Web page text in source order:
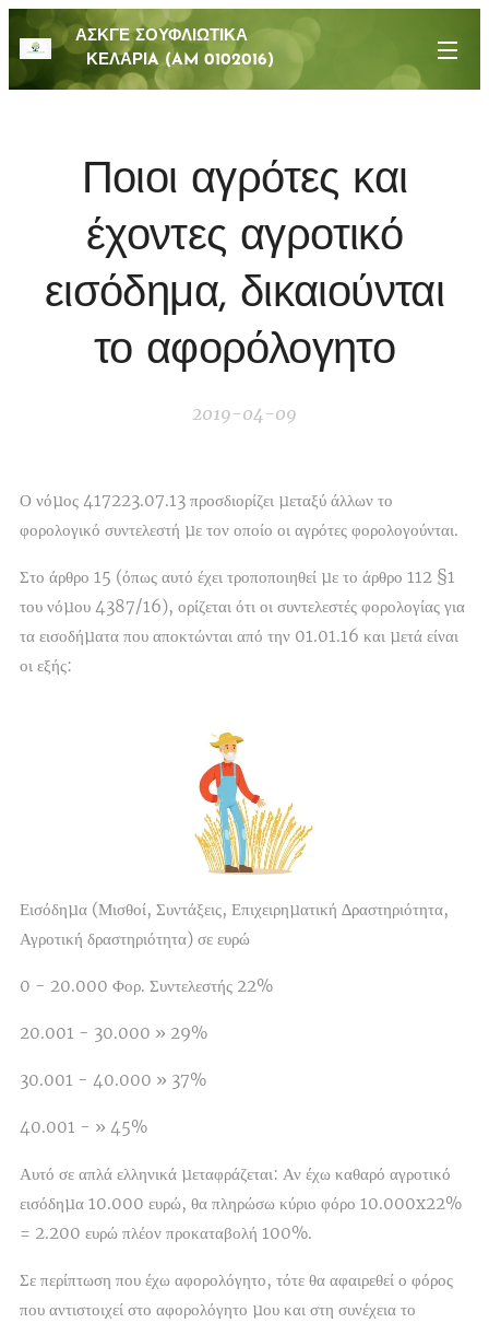
ΑΣΚΓΕ ΣΟΥΦΛΙΩΤΙΚΑ
ΚΕΛΑΡΙA (AM 0102016)
Ποιοι αγρότες και
έχοντες αγροτικό
εισόδημα, δικαιούνται
το αφορόλογητο
2019-04-09
Ο νόµος 417223.07.13 προσδιορίζει µεταξύ άλλων το
φορολογικό συντελεστή µε τον οποίο οι αγρότες φορολογούνται.
Στο άρθρο 15 (όπως αυτό έχει τροποποιηθεί µε το άρθρο 112 §1
του νόµου 4387/16), ορίζεται ότι οι συντελεστές φορολογίας για
τα εισοδήµατα που αποκτώνται από την 01.01.16 και µετά είναι
οι εξής:
Εισόδηµα (Μισθοί, Συντάξεις, Επιχειρηµατική ∆ραστηριότητα,
Αγροτική δραστηριότητα) σε ευρώ
0 - 20.000 Φορ. Συντελεστής 22%
20.001 - 30.000 » 29%
30.001 - 40.000 » 37%
40.001 - » 45%
Αυτό σε απλά ελληνικά µεταφράζεται: Αν έχω καθαρό αγροτικό
εισόδηµα 10.000 ευρώ, θα πληρώσω κύριο φόρο 10.000x22%
= 2.200 ευρώ πλέον προκαταβολή 100%.
Σε περίπτωση που έχω αφορολόγητο, τότε θα αφαιρεθεί ο φόρος
που αντιστοιχεί στο αφορολόγητο µου και στη συνέχεια το